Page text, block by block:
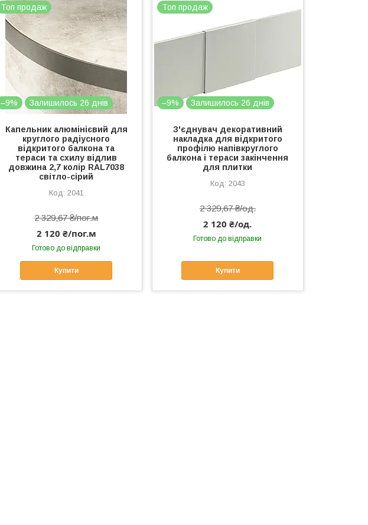
Топ продаж
–9% Залишилось 26 днів
Капельник алюмінієвий для
круглого радіусного
відкритого балкона та
тераси та схилу відлив
довжина 2,7 колір RAL7038
світло-сірий
2041
2 329,67 ₴/пог.м
2 120 ₴/пог.м
Готово до відправки
Купити
Топ продаж
–9% Залишилось 26 днів
З'єднувач декоративний
накладка для відкритого
профілю напівкруглого
балкона і тераси закінчення
для плитки
2043
2 329,67 ₴/од.
2 120 ₴/од.
Готово до відправки
Купити